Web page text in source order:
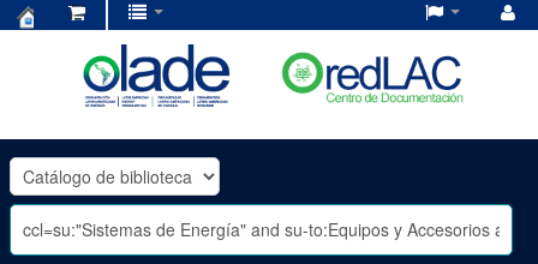
OLADE
-